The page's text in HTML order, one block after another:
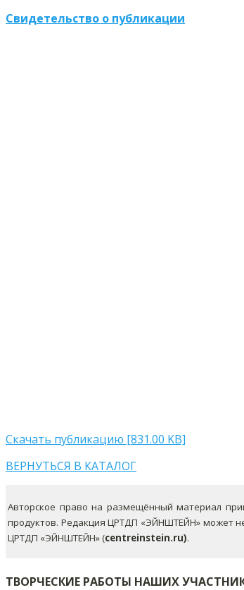
Свидетельство о публикации
Скачать публикацию [831.00 KB]
ВЕРНУТЬСЯ В КАТАЛОГ
Авторское право на размещённый материал
продуктов. Редакция ЦРТДП «ЭЙНШТЕЙН» может
ЦРТДП «ЭЙНШТЕЙН» (centreinstein.ru).
ТВОРЧЕСКИЕ РАБОТЫ НАШИХ